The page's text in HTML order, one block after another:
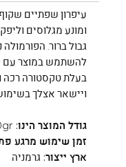
עיפרון שפתיים
ומונע מגלוסים
גבול ברור.
להשתמש במוצר עם
בעלת טקסטורה רכה
ויישאר אצלך
גודל המוצר הינו:
זמן שימוש מרגע
ארץ ייצור: גרמניה